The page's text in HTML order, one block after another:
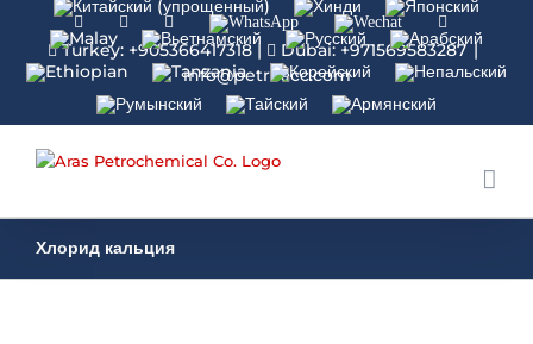
FacebookLinkedinInstagramWhatsApp Wechat
Turkey: +905366417318| Dubai: +971569583287 |
info@petroacc.com
Хлорид кальция